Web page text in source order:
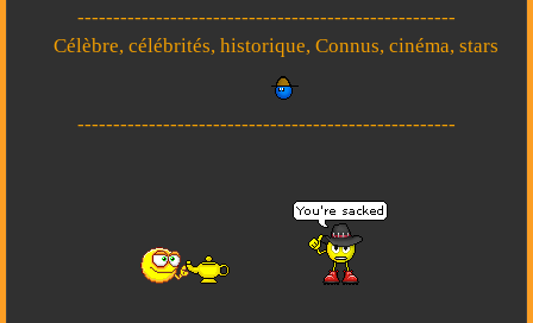
-----------------------------------------------------
Célèbre, célébrités, historique, Connus, cinéma, stars
-----------------------------------------------------